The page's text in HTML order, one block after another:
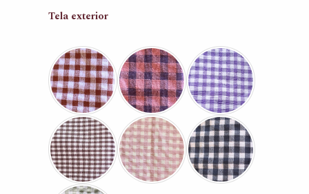
39,00 €
hasta
42,00 €
Tela exterior
Tote
bag
vichy
cantidad